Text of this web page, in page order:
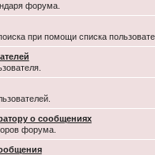
форума.
при помощи списка
о сообщениях
форума.